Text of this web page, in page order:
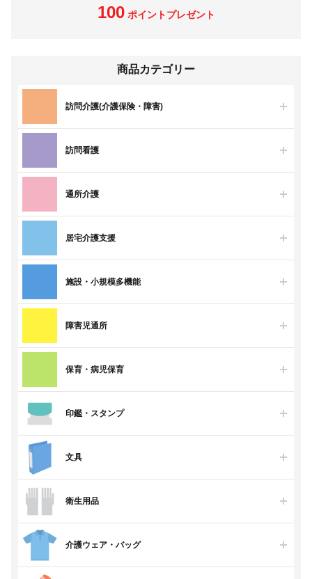
100ポイントプレゼント
商品カテゴリー
訪問介護(介護保険・障害)
訪問看護
通所介護
居宅介護支援
施設・小規模多機能
障害児通所
保育・病児保育
印鑑・スタンプ
文具
衛生用品
介護ウェア・バッグ